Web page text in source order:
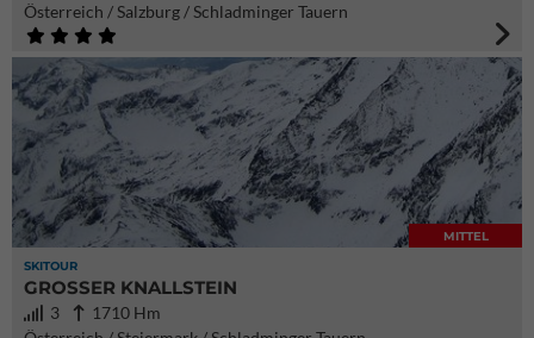
Österreich / Salzburg / Schladminger Tauern
SKITOUR
MITTEL
GROSSER KNALLSTEIN
3
1710 Hm